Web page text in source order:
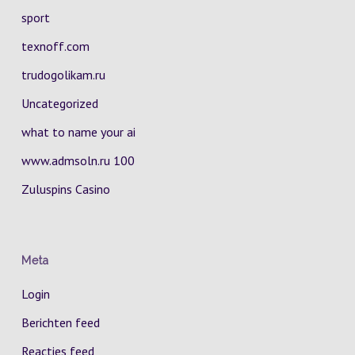
sport
texnoff.com
trudogolikam.ru
Uncategorized
what to name your ai
www.admsoln.ru 100
Zuluspins Casino
Meta
Login
Berichten feed
Reacties feed